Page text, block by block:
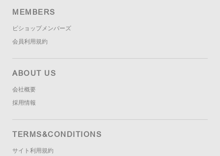
MEMBERS
ビショップメンバーズ
会員利用規約
ABOUT US
会社概要
採用情報
TERMS&CONDITIONS
サイト利用規約